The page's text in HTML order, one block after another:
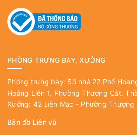
PHÒNG TRƯNG BÀY, XƯỞNG
Phòng trưng bày: Số nhà 22 Phố
Hoàng Liên 1, Phường Thượng Cát,
Xưởng: 42 Liên Mạc - Phường Thượng
Bản đồ Liên vũ